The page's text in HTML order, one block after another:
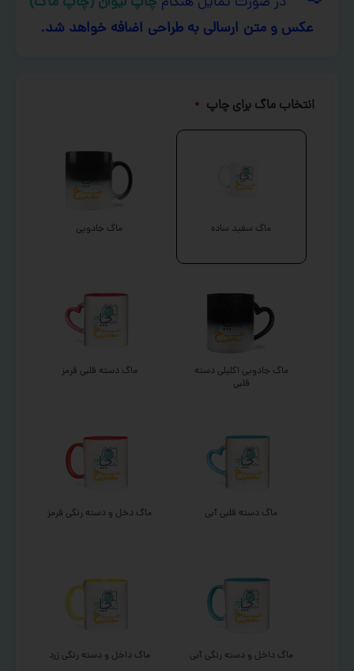
عکس و متن ارسالی به طراحی اضافه خواهد شد.
انتخاب ماگ برای چاپ *
ماگ سفید ساده ماگ جادویی
ماگ جادویی اکلیلی دسته
قلبی
ماگ دسته قلبی قرمز
ماگ دسته قلبی آبی ماگ دخل و دسته رنگی قرمز
ماگ داخل و دسته رنگی آبی ماگ داخل و دسته رنگی زرد